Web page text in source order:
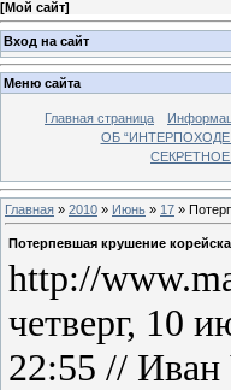
[Мой сайт]
Вход на сайт
Меню сайта
Главная страница
ОБ “ИНТЕРПОХОДЕ
СЕКРЕТНОЕ
Главная » 2010 » Июнь » 17 »
Потерпевшая крушение
http://
четверг, 10
22:55 // Иван